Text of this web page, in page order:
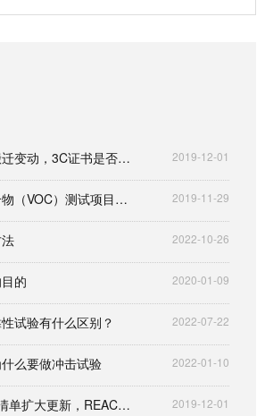
工厂地址迁移搬迁变动，3C证书是否也需要变更 2019-12-01
挥发性有机化合物（VOC）测试项目与参考标准 2019-11-29
2022-10-26
的 2020-01-09
试验有什么区别？ 2022-07-22
么要做冲击试验 2022-01-10
REACH第20批清单扩大更新，REACH检测费用略有上涨 2019-12-01